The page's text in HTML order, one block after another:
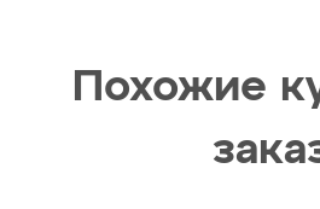
Похожие